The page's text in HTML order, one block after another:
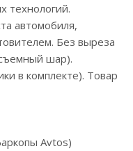
технологий.
автомобиля,
Без выреза
шар).
в комплекте). Товар
Avtos)